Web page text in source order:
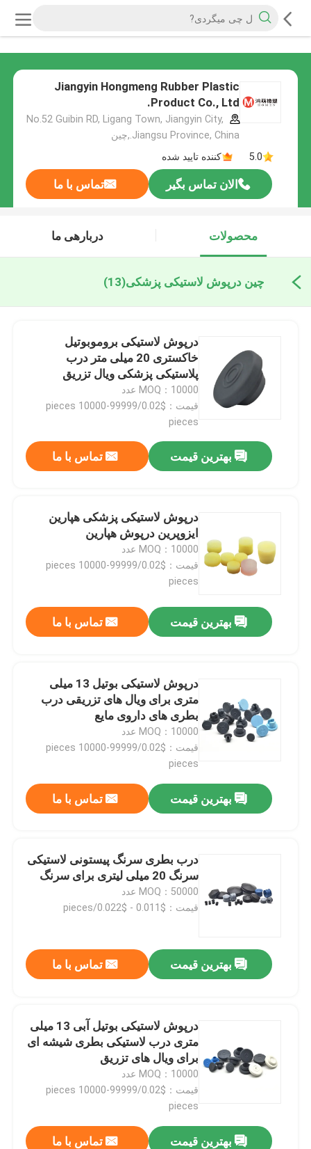
Jiangyin Hongmeng Rubber Plastic
Product Co., Ltd.
No.52 Guibin RD, Ligang Town, Jiangyin City,
Jiangsu Province, China.,چین
5.0
کننده تایید شده
الان تماس بگیر تماس با ما
محصولات دربارهی ما
چین درپوش لاستیکی پزشکی(13)
درپوش لاستیکی بروموبوتیل
خاکستری 20 میلی متر درب
پلاستیکی پزشکی ویال تزریق
MOQ：10000 عدد
قیمت：$0.02/pieces 10000-99999
pieces
بهترین قیمت تماس با ما
درپوش لاستیکی پزشکی هپارین
ایزوپرین درپوش هپارین
MOQ：10000 عدد
قیمت：$0.02/pieces 10000-99999
pieces
بهترین قیمت تماس با ما
درپوش لاستیکی بوتیل 13 میلی
متری برای ویال های تزریقی درب
بطری های داروی مایع
MOQ：10000 عدد
قیمت：$0.02/pieces 10000-99999
pieces
بهترین قیمت تماس با ما
درب بطری سرنگ پیستونی لاستیکی
سرنگ 20 میلی لیتری برای سرنگ
MOQ：50000 عدد
قیمت：$0.011 - $0.022/pieces
بهترین قیمت تماس با ما
درپوش لاستیکی بوتیل آبی 13 میلی
متری درب لاستیکی بطری شیشه ای
برای ویال های تزریق
MOQ：10000 عدد
قیمت：$0.02/pieces 10000-99999
pieces
بهترین قیمت تماس با ما